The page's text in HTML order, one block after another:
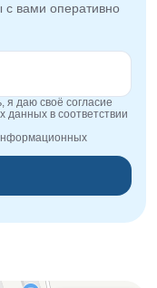
с вами оперативно
я даю своё согласие
данных в соответствии